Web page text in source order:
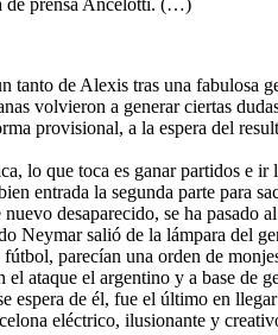
de Alexis tras una fabulosa
volvieron a generar ciertas
provisional, a la espera del
lo que toca es ganar partidos e
entrada la segunda parte para
desaparecido, se ha pasado
Neymar salió de la lámpara del
parecían una orden de
ataque el argentino y a base de
espera de él, fue el último en
eléctrico, ilusionante y